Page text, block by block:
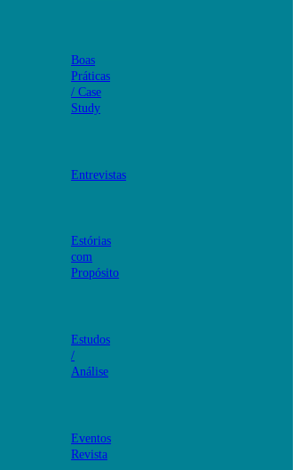
Boas
Práticas
/ Case
Study
Entrevistas
Estórias
com
Propósito
Estudos
/
Análise
Eventos
Revista